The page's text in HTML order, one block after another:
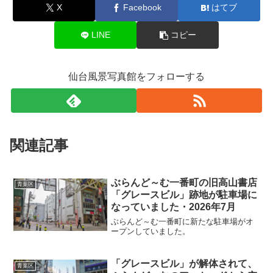
X Facebook はてブ
LINE コピー
仙台風景写真館をフォローする
関連記事
青葉区
ぶらんど～む一番町の旧高山書店
「グレースビル」跡地が駐車場に
なっていました・2026年7月
ぶらんど～む一番町に新たな駐車場がオ
ープンしていました。
青葉区
「グレースビル」が解体されて、